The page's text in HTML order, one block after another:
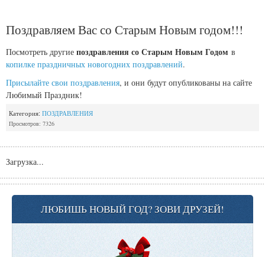
Поздравляем Вас со Старым Новым годом!!!
Посмотреть другие поздравления со Старым Новым Годом в
копилке праздничных новогодних поздравлений.
Присылайте свои поздравления, и они будут опубликованы на сайте
Любимый Праздник!
Категория: ПОЗДРАВЛЕНИЯ
Просмотров: 7326
Загрузка...
ЛЮБИШЬ НОВЫЙ ГОД? ЗОВИ ДРУЗЕЙ!